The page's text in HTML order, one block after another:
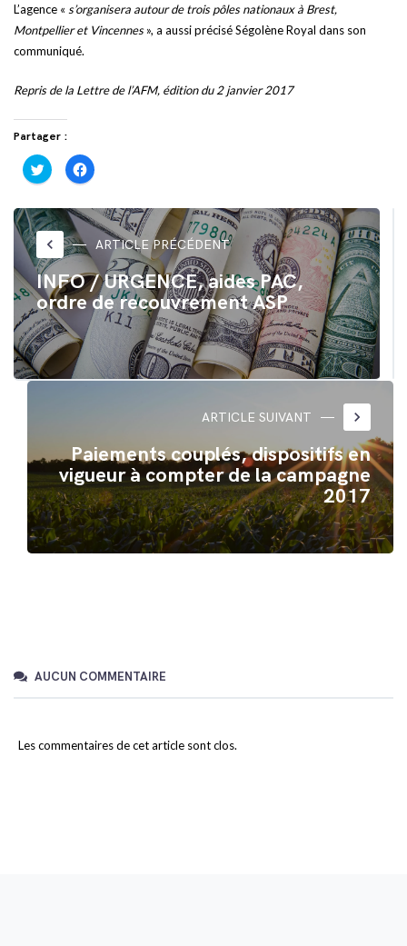
L’agence « s’organisera autour de trois pôles nationaux à Brest,
Montpellier et Vincennes», a aussi précisé Ségolène Royal dans son
communiqué.
Repris de la Lettre de l’AFM, édition du 2 janvier 2017
Partager :
Cliquez
pour
partager
Twitter(ouvre
dans
une
nouvelle
fenêtre)
Cliquez
pour
partager
Facebook(ouvre
dans
une
nouvelle
fenêtre)
keyboard_arrow_left ARTICLE PRÉCÉDENT
INFO / URGENCE, aides PAC,
ordre de recouvrement ASP
ARTICLE SUIVANT keyboard_arrow_right
Paiements couplés, dispositifs en
vigueur à compter de la campagne
2017
AUCUN COMMENTAIRE
Les commentaires de cet article sont clos.